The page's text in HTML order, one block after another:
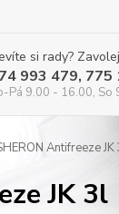
si rady?
993 479, 775
Pá 9.00 - 16.00, So
Antifreeze JK
JK 3l